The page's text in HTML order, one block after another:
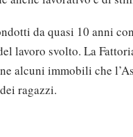
da quasi 10 anni
lavoro svolto. La
alcuni immobili che
ragazzi.